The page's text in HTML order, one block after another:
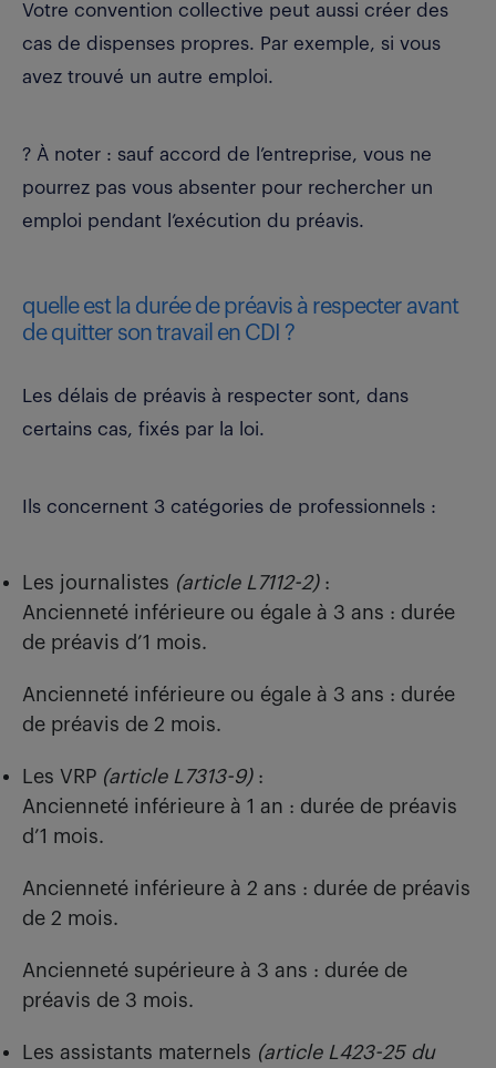
Votre convention collective peut aussi créer des
cas de dispenses propres. Par exemple, si vous
avez trouvé un autre emploi.
? À noter : sauf accord de l’entreprise, vous ne
pourrez pas vous absenter pour rechercher un
emploi pendant l’exécution du préavis.
quelle est la durée de préavis à respecter avant
de quitter son travail en CDI ?
Les délais de préavis à respecter sont, dans
certains cas, fixés par la loi.
Ils concernent 3 catégories de professionnels :
Les journalistes (article L7112-2):
Ancienneté inférieure ou égale à 3 ans : durée
de préavis d’1 mois.
Ancienneté inférieure ou égale à 3 ans : durée
de préavis de 2 mois.
Les VRP (article L7313-9):
Ancienneté inférieure à 1 an : durée de préavis
d’1 mois.
Ancienneté inférieure à 2 ans : durée de préavis
de 2 mois.
Ancienneté supérieure à 3 ans : durée de
préavis de 3 mois.
Les assistants maternels (article L423-25 du